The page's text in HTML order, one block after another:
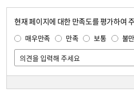
현재 페이지에 대한 만족도를 평가하여
매우만족 만족 보통 불